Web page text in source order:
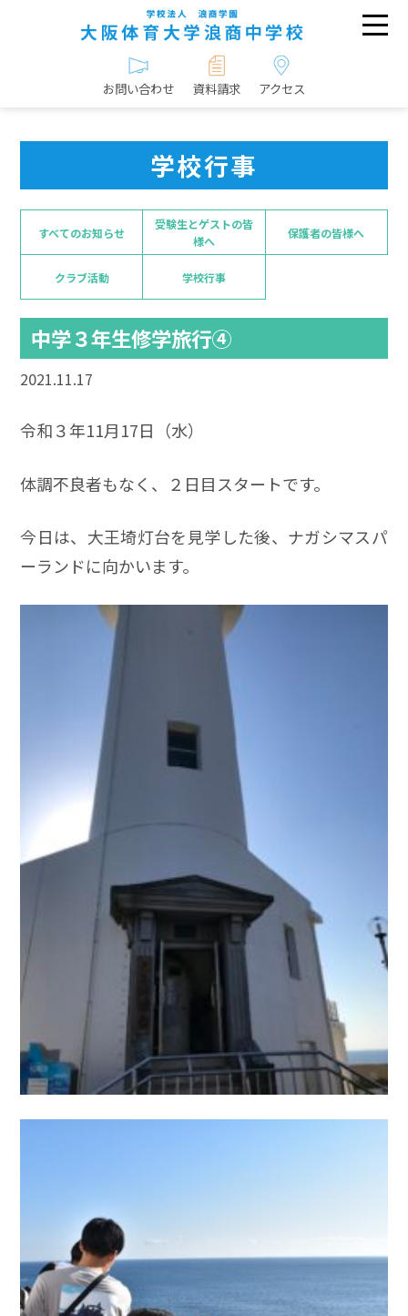
お問い合わせ 資料請求 アクセス
学校行事
すべてのお知らせ
受験生とゲストの皆
様へ
保護者の皆様へ
クラブ活動 学校行事
中学３年生修学旅行④
2021.11.17
令和３年11月17日（水）
体調不良者もなく、２日目スタートです。
今日は、大王埼灯台を見学した後、ナガシマスパ
ーランドに向かいます。